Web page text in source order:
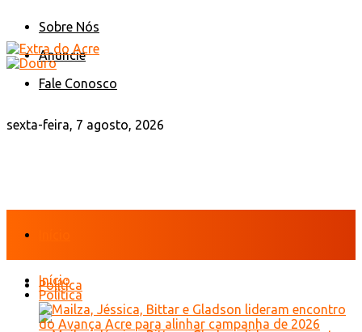
Sobre Nós
Anuncie
Fale Conosco
sexta-feira, 7 agosto, 2026
Política
Início
Política